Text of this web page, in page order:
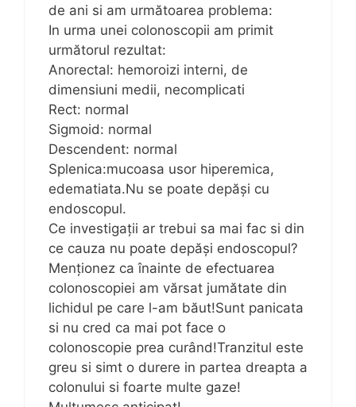
de ani si am următoarea problema:
In urma unei colonoscopii am primit
următorul rezultat:
Anorectal: hemoroizi interni, de
dimensiuni medii, necomplicati
Rect: normal
Sigmoid: normal
Descendent: normal
Splenica:mucoasa usor hiperemica,
edematiata.Nu se poate depăși cu
endoscopul.
Ce investigații ar trebui sa mai fac si din
ce cauza nu poate depăși endoscopul?
Menționez ca înainte de efectuarea
colonoscopiei am vărsat jumătate din
lichidul pe care l-am băut!Sunt panicata
si nu cred ca mai pot face o
colonoscopie prea curând!Tranzitul este
greu si simt o durere in partea dreapta a
colonului si foarte multe gaze!